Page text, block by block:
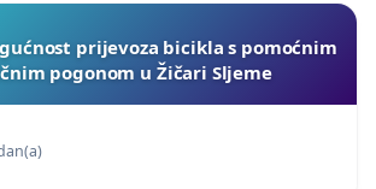
prijevoza bicikla s pomoćnim
pogonom u Žičari Sljeme